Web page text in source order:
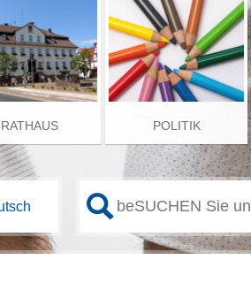
RATHAUS POLITIK